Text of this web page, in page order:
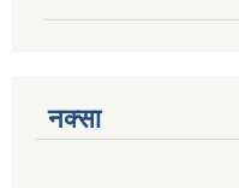
नक्सा